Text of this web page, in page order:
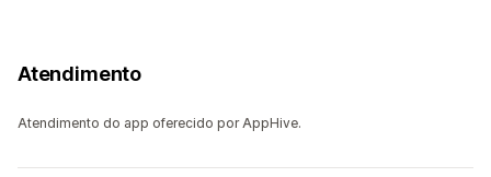
Atendimento
Atendimento do app oferecido por AppHive.